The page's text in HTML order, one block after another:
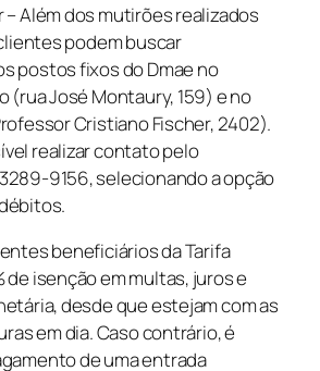
Além dos mutirões realizados
podem buscar
postos fixos do Dmae no
(rua José Montaury, 159) e no
Cristiano Fischer, 2402).
realizar contato pelo
9156, selecionando a opção
beneficiários da Tarifa
de isenção em multas, juros e
desde que estejam com as
em dia. Caso contrário, é
de uma entrada